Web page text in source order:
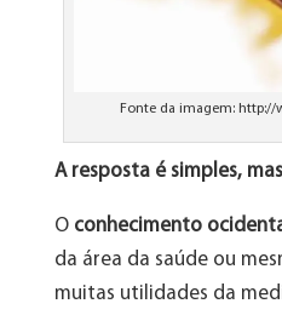
Fonte da imagem:
A resposta é simples,
O conhecimento
da área da saúde ou
muitas utilidades da